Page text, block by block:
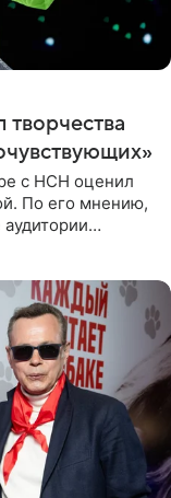
с НСН оценил
По его мнению,